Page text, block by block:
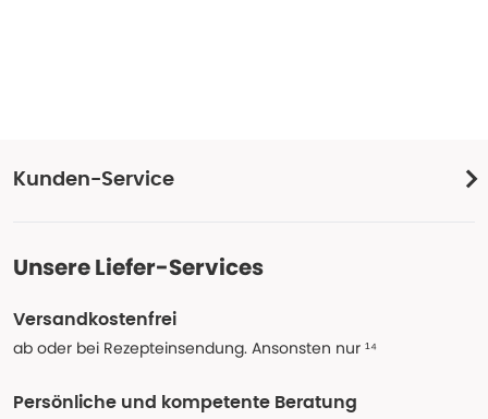
Kunden-Service
Unsere Liefer-Services
Versandkostenfrei
ab oder bei Rezepteinsendung. Ansonsten nur ¹⁴
Persönliche und kompetente Beratung